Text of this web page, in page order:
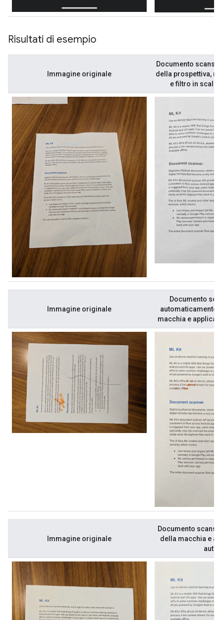
Risultati di esempio
Immagine originale
Documento
della prospettiva,
e filtro in scala
Immagine originale
Documento
automaticamente
macchia e
Immagine originale
Documento
della macchia e